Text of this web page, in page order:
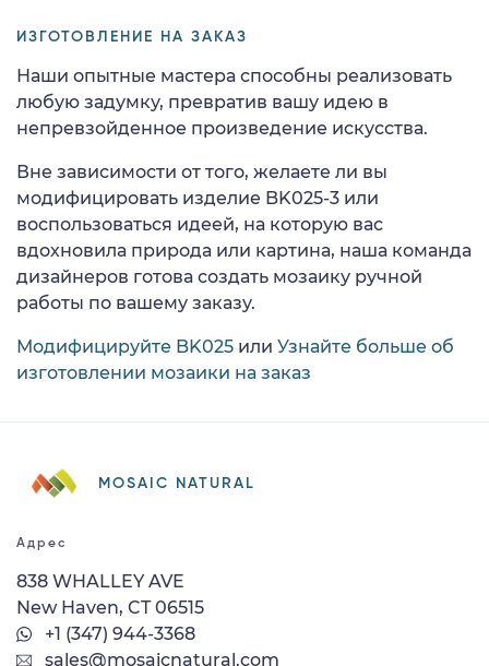
ИЗГОТОВЛЕНИЕ НА ЗАКАЗ
Наши опытные мастера способны реализовать
любую задумку, превратив вашу идею в
непревзойденное произведение искусства.
Вне зависимости от того, желаете ли вы
модифицировать изделие BK025-3 или
воспользоваться идеей, на которую вас
вдохновила природа или картина, наша команда
дизайнеров готова создать мозаику ручной
работы по вашему заказу.
Модифицируйте BK025 или Узнайте больше об
изготовлении мозаики на заказ
MOSAIC NATURAL
Адрес
838 WHALLEY AVE
New Haven, CT 06515
+1 (347) 944-3368
sales@mosaicnatural.com